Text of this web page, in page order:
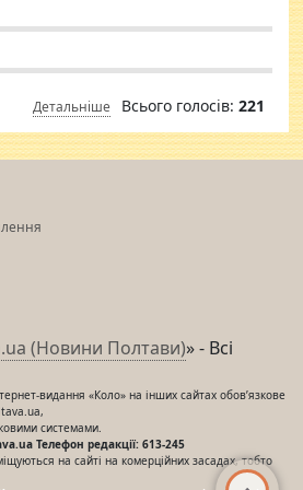
Детальніше Всього голосів: 221
(Новини Полтави)» - Всі
видання «Коло» на інших сайтах обов’язкове
системами.
Телефон редакції: 613-245
на сайті на комерційних засадах, тобто